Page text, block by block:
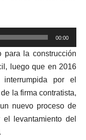
00:00
para la construcción
luego que en 2016
por el
la firma contratista,
nuevo proceso de
el levantamiento del